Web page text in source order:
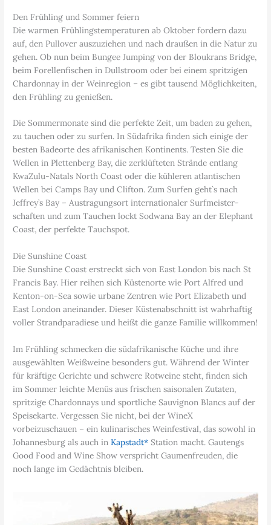
Den Frühling und Sommer feiern
Die warmen Frühlingstemperaturen ab Oktober fordern dazu
auf, den Pullover auszuziehen und nach draußen in die Natur zu
gehen. Ob nun beim Bungee Jumping von der Bloukrans Bridge,
beim Forellenfischen in Dullstroom oder bei einem spritzigen
Chardonnay in der Weinregion – es gibt tausend Möglichkeiten,
den Frühling zu genießen.
Die Sommermonate sind die perfekte Zeit, um baden zu gehen,
zu tauchen oder zu surfen. In Südafrika finden sich einige der
besten Badeorte des afrikanischen Kontinents. Testen Sie die
Wellen in Plettenberg Bay, die zerklüfteten Strände entlang
KwaZulu-Natals North Coast oder die kühleren atlantischen
Wellen bei Camps Bay und Clifton. Zum Surfen geht`s nach
Jeffrey’s Bay – Austragungsort internationaler Surfmeister-
schaften und zum Tauchen lockt Sodwana Bay an der Elephant
Coast, der perfekte Tauchspot.
Die Sunshine Coast
Die Sunshine Coast erstreckt sich von East London bis nach St
Francis Bay. Hier reihen sich Küstenorte wie Port Alfred und
Kenton-on-Sea sowie urbane Zentren wie Port Elizabeth und
East London aneinander. Dieser Küstenabschnitt ist wahrhaftig
voller Strandparadiese und heißt die ganze Familie willkommen!
Im Frühling schmecken die südafrikanische Küche und ihre
ausgewählten Weißweine besonders gut. Während der Winter
für kräftige Gerichte und schwere Rotweine steht, finden sich
im Sommer leichte Menüs aus frischen saisonalen Zutaten,
spritzige Chardonnays und sportliche Sauvignon Blancs auf der
Speisekarte. Vergessen Sie nicht, bei der WineX
vorbeizuschauen – ein kulinarisches Weinfestival, das sowohl in
Johannesburg als auch inKapstadt* Station macht. Gautengs
Good Food and Wine Show verspricht Gaumenfreuden, die
noch lange im Gedächtnis bleiben.